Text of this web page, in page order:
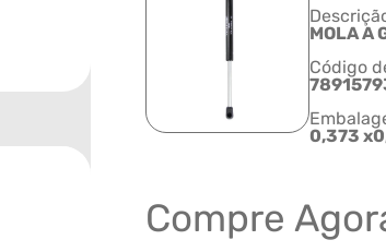
MOLA A
Código
0,373
Compre